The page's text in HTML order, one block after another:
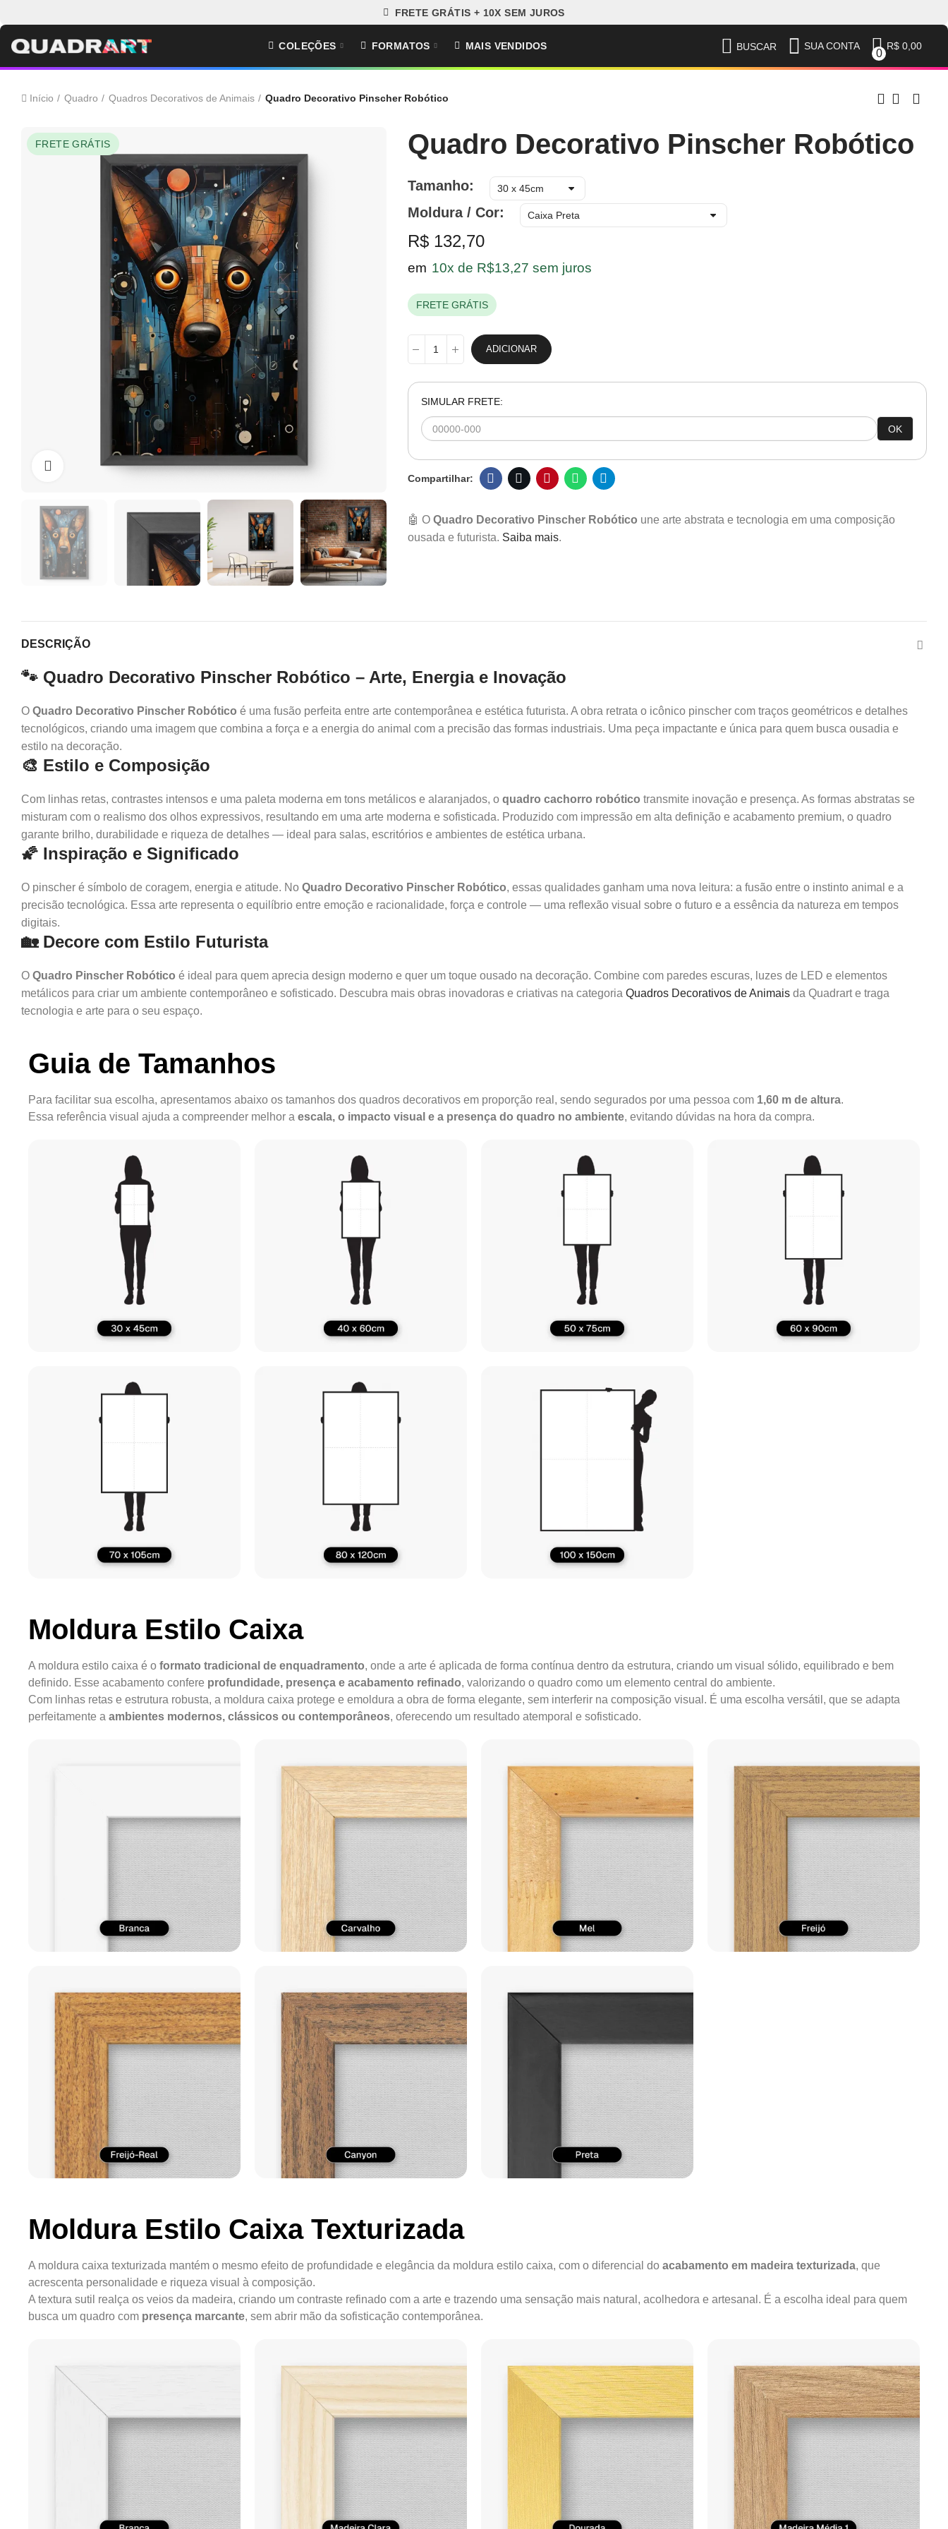
FRETE GRÁTIS + 10X SEM JUROS
COLEÇÕES FORMATOS MAIS VENDIDOS BUSCAR SUA CONTA
0
R$ 0,00
Início Quadro Quadros Decorativos de Animais Quadro Decorativo Pinscher Robótico
FRETE GRÁTIS
Clique para ampliar
Quadro Decorativo Pinscher Robótico
Tamanho
Moldura / Cor
R$ 132,70
em 10x de R$13,27 sem juros
FRETE GRÁTIS
ADICIONAR
SIMULAR FRETE:
OK
🤖 O Quadro Decorativo Pinscher Robótico une arte abstrata e tecnologia em uma composição
ousada e futurista. Saiba mais.
DESCRIÇÃO
🐾 Quadro Decorativo Pinscher Robótico – Arte, Energia e Inovação
O Quadro Decorativo Pinscher Robótico é uma fusão perfeita entre arte contemporânea e estética futurista. A obra retrata o icônico pinscher com traços geométricos e detalhes
tecnológicos, criando uma imagem que combina a força e a energia do animal com a precisão das formas industriais. Uma peça impactante e única para quem busca ousadia e
estilo na decoração.
🎨 Estilo e Composição
Com linhas retas, contrastes intensos e uma paleta moderna em tons metálicos e alaranjados, o quadro cachorro robótico transmite inovação e presença. As formas abstratas se
misturam com o realismo dos olhos expressivos, resultando em uma arte moderna e sofisticada. Produzido com impressão em alta definição e acabamento premium, o quadro
garante brilho, durabilidade e riqueza de detalhes — ideal para salas, escritórios e ambientes de estética urbana.
🌠 Inspiração e Significado
O pinscher é símbolo de coragem, energia e atitude. No Quadro Decorativo Pinscher Robótico, essas qualidades ganham uma nova leitura: a fusão entre o instinto animal e a
precisão tecnológica. Essa arte representa o equilíbrio entre emoção e racionalidade, força e controle — uma reflexão visual sobre o futuro e a essência da natureza em tempos
digitais.
🏡 Decore com Estilo Futurista
O Quadro Pinscher Robótico é ideal para quem aprecia design moderno e quer um toque ousado na decoração. Combine com paredes escuras, luzes de LED e elementos
metálicos para criar um ambiente contemporâneo e sofisticado. Descubra mais obras inovadoras e criativas na categoria Quadros Decorativos de Animais da Quadrart e traga
tecnologia e arte para o seu espaço.
Guia de Tamanhos
Para facilitar sua escolha, apresentamos abaixo os tamanhos dos quadros decorativos em proporção real, sendo segurados por uma pessoa com 1,60 m de altura.
Essa referência visual ajuda a compreender melhor a escala, o impacto visual e a presença do quadro no ambiente, evitando dúvidas na hora da compra.
Moldura Estilo Caixa
A moldura estilo caixa é o formato tradicional de enquadramento, onde a arte é aplicada de forma contínua dentro da estrutura, criando um visual sólido, equilibrado e bem
definido. Esse acabamento confere profundidade, presença e acabamento refinado, valorizando o quadro como um elemento central do ambiente.
Com linhas retas e estrutura robusta, a moldura caixa protege e emoldura a obra de forma elegante, sem interferir na composição visual. É uma escolha versátil, que se adapta
perfeitamente a ambientes modernos, clássicos ou contemporâneos, oferecendo um resultado atemporal e sofisticado.
Moldura Estilo Caixa Texturizada
A moldura caixa texturizada mantém o mesmo efeito de profundidade e elegância da moldura estilo caixa, com o diferencial do acabamento em madeira texturizada, que
acrescenta personalidade e riqueza visual à composição.
A textura sutil realça os veios da madeira, criando um contraste refinado com a arte e trazendo uma sensação mais natural, acolhedora e artesanal. É a escolha ideal para quem
busca um quadro com presença marcante, sem abrir mão da sofisticação contemporânea.